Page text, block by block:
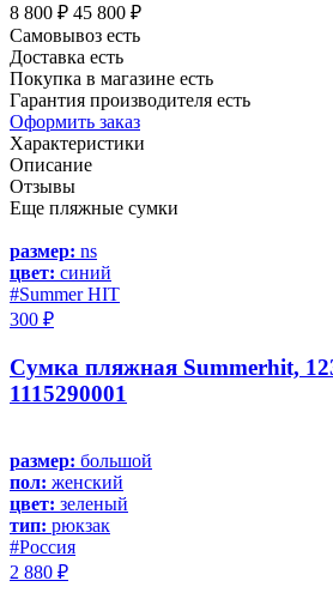
8 800 ₽ 45 800 ₽
Самовывоз есть
Доставка есть
Покупка в магазине есть
Гарантия производителя есть
Оформить заказ
Характеристики
Описание
Отзывы
Еще пляжные сумки
размер: ns
цвет: синий
#Summer HIT
300 ₽
Сумка пляжная Summerhit,
1115290001
размер: большой
пол: женский
цвет: зеленый
тип: рюкзак
#Россия
2 880 ₽